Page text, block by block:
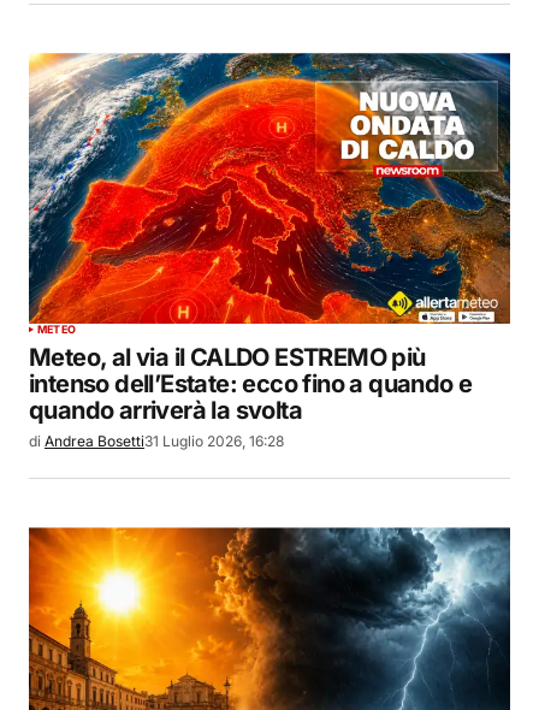
METEO
Meteo, al via il CALDO ESTREMO più
intenso dell’Estate: ecco fino a quando e
quando arriverà la svolta
di Andrea Bosetti31 Luglio 2026, 16:28